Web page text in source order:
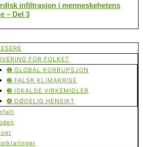
infiltrasjon i menneskehetens
– Del 3
FOR FOLKET
➊ GLOBAL KORRUPSJON
➋ FALSK KLIMAKRISE
➌ ISKALDE VIRKEMIDLER
➍ DØDELIG HENSIKT